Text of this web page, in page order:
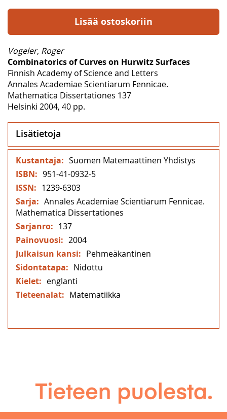
Lisää ostoskoriin
Vogeler, Roger
Combinatorics of Curves on Hurwitz Surfaces
Finnish Academy of Science and Letters
Annales Academiae Scientiarum Fennicae.
Mathematica Dissertationes 137
Helsinki 2004, 40 pp.
Lisätietoja
Lisätietoja
Suomen Matemaattinen Yhdistys
951-41-0932-5
1239-6303
Annales Academiae Scientiarum Fennicae.
Mathematica Dissertationes
137
2004
Pehmeäkantinen
Nidottu
englanti
Matematiikka